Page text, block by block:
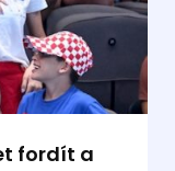
fordít a